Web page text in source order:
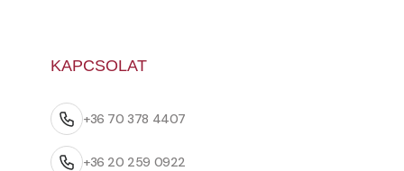
KAPCSOLAT
+36 70 378 4407
+36 20 259 0922